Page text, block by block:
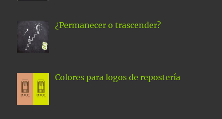
¿Permanecer o trascender?
Colores para logos de repostería